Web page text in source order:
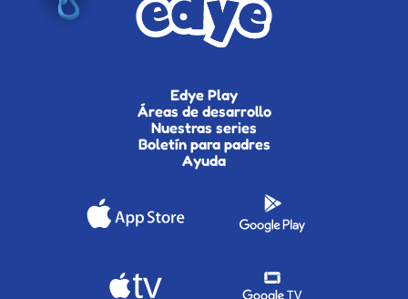
Edye Play
Áreas de desarrollo
Nuestras series
Boletín para padres
Ayuda